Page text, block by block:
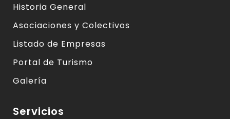
Historia General
Asociaciones y Colectivos
Listado de Empresas
Portal de Turismo
Galería
Servicios